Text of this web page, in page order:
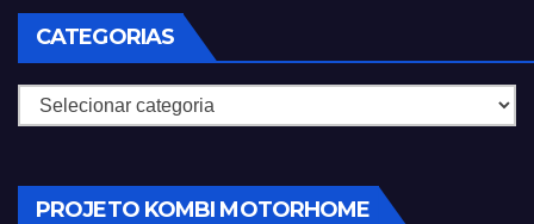
CATEGORIAS
Categorias
PROJETO KOMBI MOTORHOME